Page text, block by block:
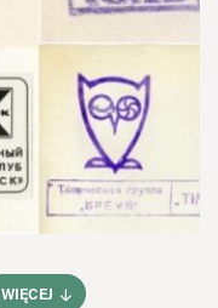
WIĘCEJ